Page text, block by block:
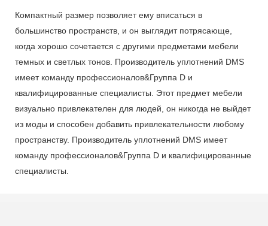
Компактный размер позволяет ему вписаться в
большинство пространств, и он выглядит потрясающе,
когда хорошо сочетается с другими предметами мебели
темных и светлых тонов. Производитель уплотнений DMS
имеет команду профессионалов&Группа D и
квалифицированные специалисты. Этот предмет мебели
визуально привлекателен для людей, он никогда не выйдет
из моды и способен добавить привлекательности любому
пространству. Производитель уплотнений DMS имеет
команду профессионалов&Группа D и квалифицированные
специалисты.